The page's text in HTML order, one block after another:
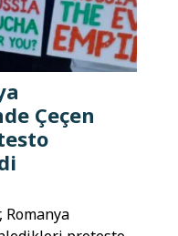
Çeçen
Romanya